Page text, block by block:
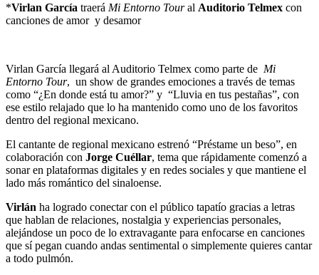
*Virlan García traerá Mi Entorno Toural Auditorio Telmex con
canciones de amor y desamor
Virlan García llegará al Auditorio Telmex como parte de Mi
Entorno Tour, un show de grandes emociones a través de temas
como “¿En donde está tu amor?” y “Lluvia en tus pestañas”, con
ese estilo relajado que lo ha mantenido como uno de los favoritos
dentro del regional mexicano.
El cantante de regional mexicano estrenó “Préstame un beso”, en
colaboración con Jorge Cuéllar, tema que rápidamente comenzó a
sonar en plataformas digitales y en redes sociales y que mantiene el
lado más romántico del sinaloense.
Virlán ha logrado conectar con el público tapatío gracias a letras
que hablan de relaciones, nostalgia y experiencias personales,
alejándose un poco de lo extravagante para enfocarse en canciones
que sí pegan cuando andas sentimental o simplemente quieres cantar
a todo pulmón.